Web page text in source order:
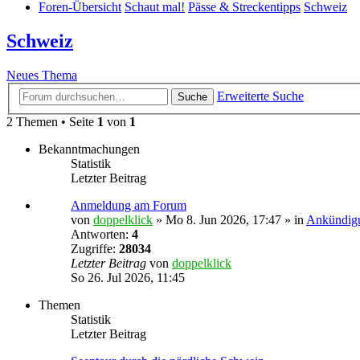
Foren-Übersicht Schaut mal! Pässe & Streckentipps Schweiz
Schweiz
Neues Thema
Suche
Erweiterte Suche
2 Themen • Seite 1 von 1
Bekanntmachungen
Statistik
Letzter Beitrag
Anmeldung am Forum
von doppelklick » Mo 8. Jun 2026, 17:47 » in
Antworten: 4
Zugriffe: 28034
Letzter Beitrag von doppelklick
So 26. Jul 2026, 11:45
Themen
Statistik
Letzter Beitrag